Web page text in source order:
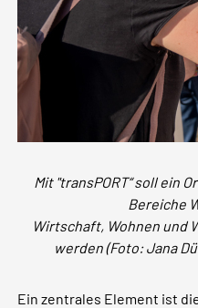
Mit "transPORT“ soll ein
Bereiche
Wirtschaft, Wohnen und
werden (Foto: Jana
Ein zentrales Element ist